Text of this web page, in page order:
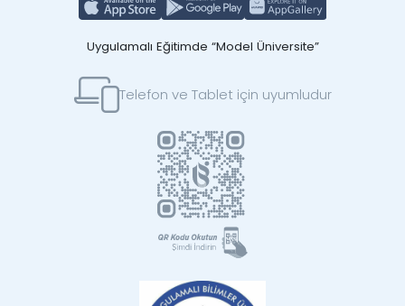
Uygulamalı Eğitimde “Model Üniversite”
Telefon ve Tablet için uyumludur